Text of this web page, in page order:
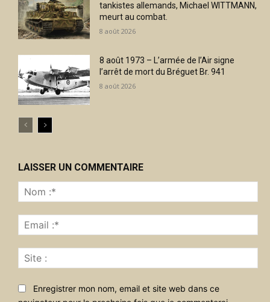
tankistes allemands, Michael WITTMANN,
meurt au combat.
8 août 2026
8 août 1973 – L’armée de l’Air signe
l’arrêt de mort du Bréguet Br. 941
8 août 2026
LAISSER UN COMMENTAIRE
:*
:*
:
Enregistrer mon nom, email et site web dans ce